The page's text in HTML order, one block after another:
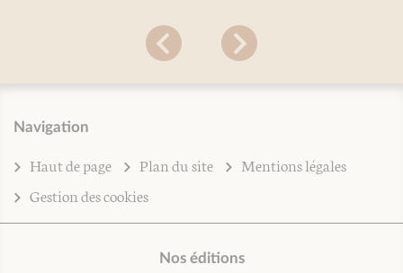
Navigation
Haut de page Plan du site
Mentions légales
Gestion des cookies
Nos éditions